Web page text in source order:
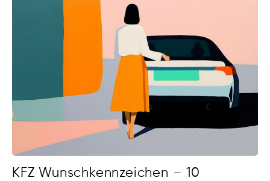
KFZ Wunschkennzeichen – 10